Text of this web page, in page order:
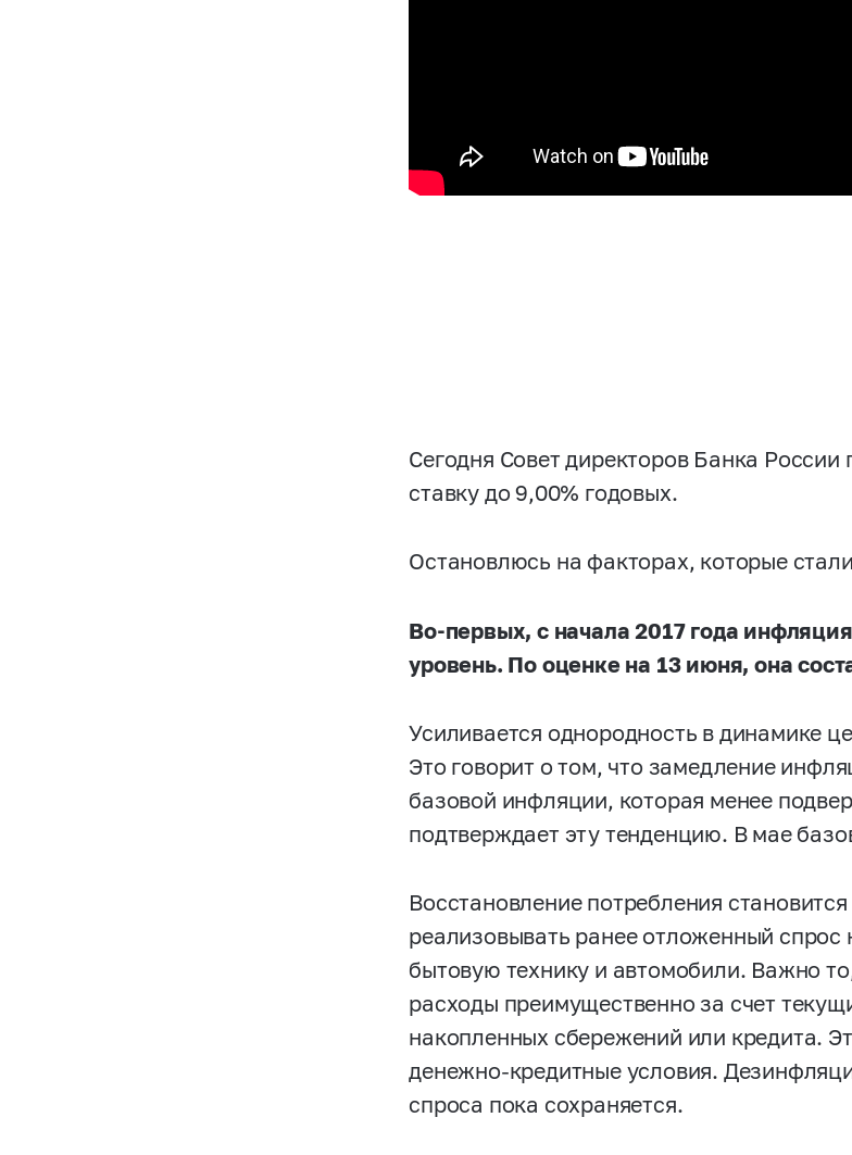
Сегодня Совет директоров Банка
ставку до 9,00% годовых.
Остановлюсь на факторах, которые
Во-первых, с начала 2017 года
уровень. По оценке на 13 июня, она
Усиливается однородность в динамике
Это говорит о том, что замедление
базовой инфляции, которая менее
подтверждает эту тенденцию. В мае
Восстановление потребления
реализовывать ранее отложенный спрос
бытовую технику и автомобили. Важно
расходы преимущественно за счет
накопленных сбережений или кредита.
денежно-кредитные условия.
спроса пока сохраняется.